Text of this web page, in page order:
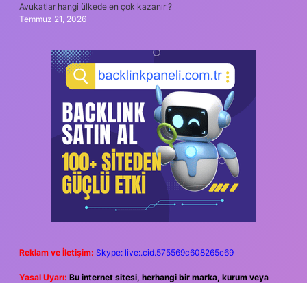
Avukatlar hangi ülkede en çok kazanır ?
Temmuz 21, 2026
Reklam ve İletişim: Skype: live:.cid.575569c608265c69
Yasal Uyarı: Bu internet sitesi, herhangi bir marka, kurum veya